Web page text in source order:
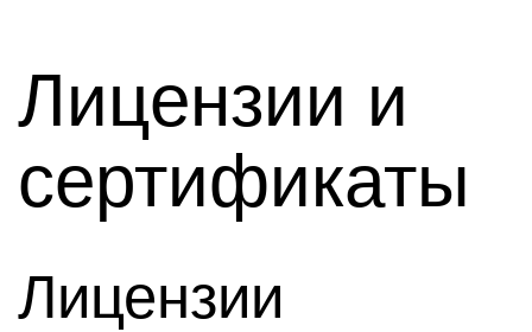
Лицензии и
сертификаты
Лицензии